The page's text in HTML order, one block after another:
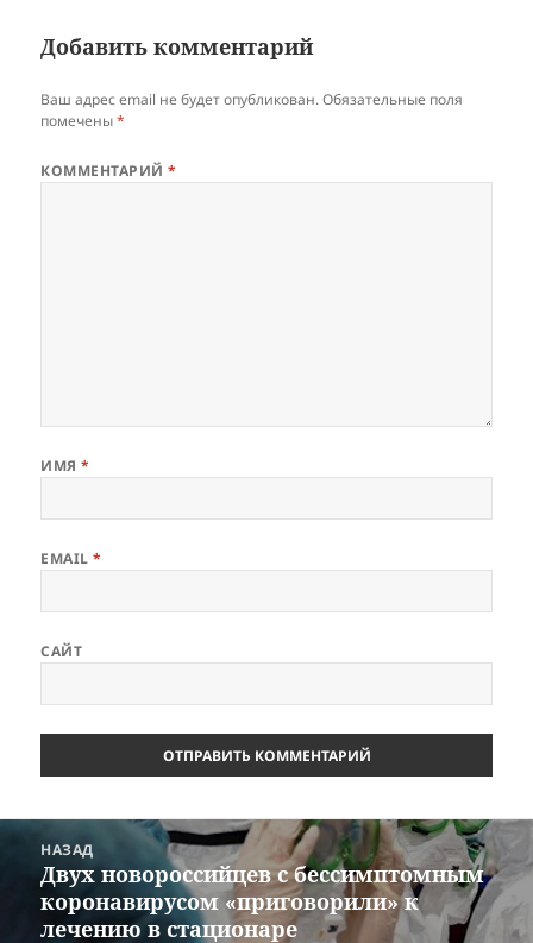
Добавить комментарий
Ваш адрес email не будет опубликован. Обязательные поля
помечены*
КОММЕНТАРИЙ*
ИМЯ*
EMAIL*
САЙТ
Навигация
записям
НАЗАД
Предыдущая
запись:
Двух новороссийцев с бессимптомным
коронавирусом «приговорили» к
лечению в стационаре